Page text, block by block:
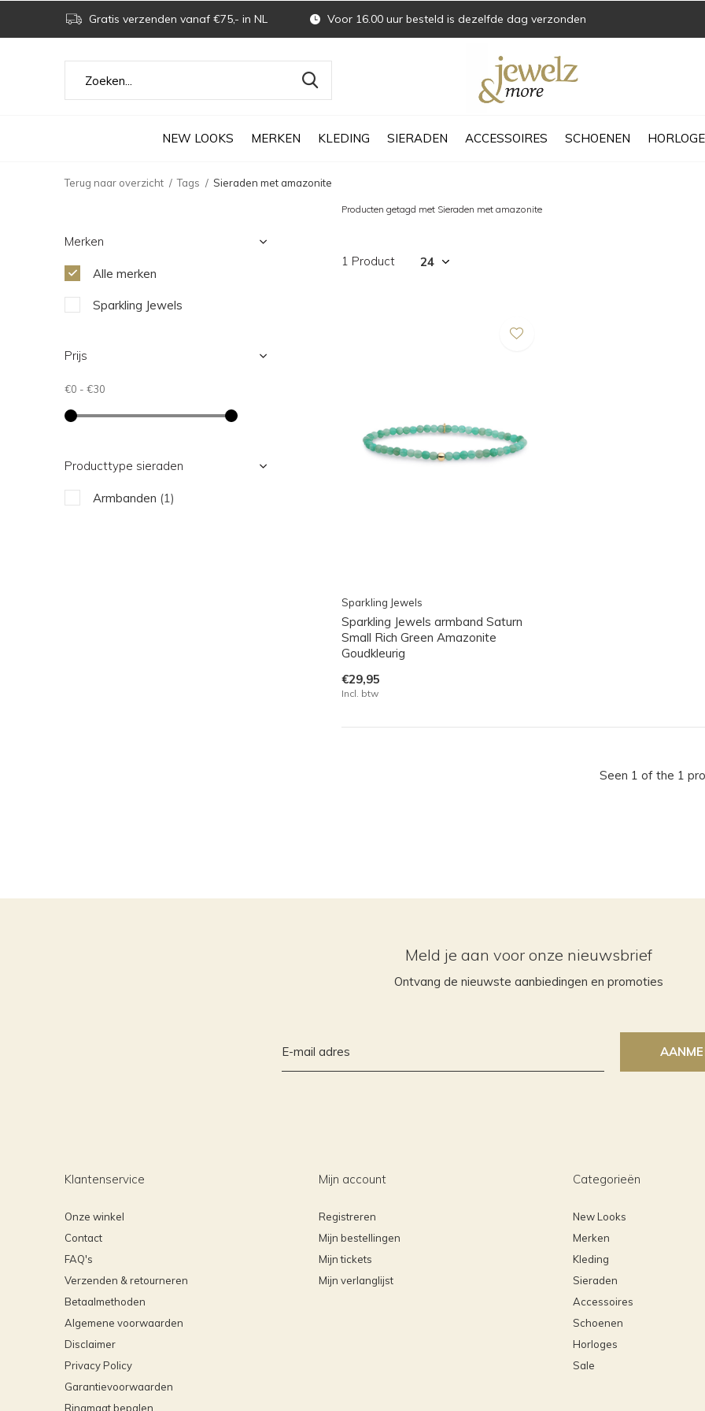
NEW LOOKS MERKEN KLEDING SIERADEN ACCESSOIRES SCHOENEN
Gratis verzenden vanaf €75,- in NL Voor 16.00 uur besteld is dezelfde dag verzonden
Terug naar overzicht Tags Sieraden met amazonite
Producten getagd met Sieraden met amazonite
1 Product
Sparkling Jewels
Sparkling Jewels armband Saturn
Small Rich Green Amazonite
Goudkleurig
€29,95
Incl. btw
Seen 1 of the 1
Merken
Alle merken
Sparkling Jewels
Prijs
€0 - €30
Producttype sieraden
Armbanden (1)
Meld je aan voor onze nieuwsbrief
Ontvang de nieuwste aanbiedingen en promoties
Klantenservice
Onze winkel
Contact
FAQ's
Verzenden & retourneren
Betaalmethoden
Algemene voorwaarden
Disclaimer
Privacy Policy
Garantievoorwaarden
Ringmaat bepalen
Mijn account
Registreren
Mijn bestellingen
Mijn tickets
Mijn verlanglijst
Categorieën
New Looks
Merken
Kleding
Sieraden
Accessoires
Schoenen
Horloges
Sale